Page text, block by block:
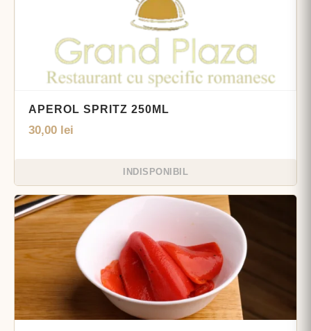
APEROL SPRITZ 250ML
30,00 lei
INDISPONIBIL